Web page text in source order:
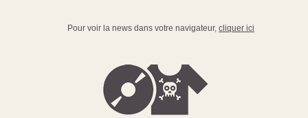
Pour voir la news dans votre navigateur, cliquer ici